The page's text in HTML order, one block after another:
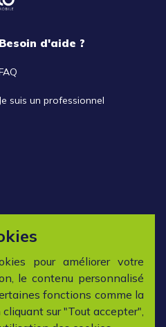
Besoin d'aide ?
Je suis un professionnel
pour améliorer votre
le contenu personnalisé
fonctions comme la
sur "Tout accepter",